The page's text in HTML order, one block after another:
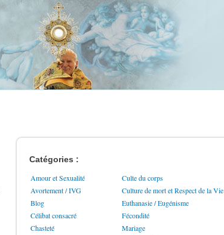
Catégories :
Amour et Sexualité
Culte du corps
Avortement / IVG
Culture de mort et Respect de la Vie
Blog
Euthanasie / Eugénisme
Célibat consacré
Fécondité
Chasteté
Mariage